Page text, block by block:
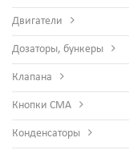
Двигатели
Дозаторы, бункеры
Клапана
Кнопки СМА
Конденсаторы